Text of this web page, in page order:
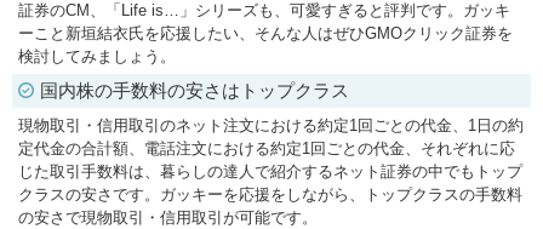
証券のCM、「Life is…」シリーズも、可愛すぎると評判です。ガッキ
ーこと新垣結衣氏を応援したい、そんな人はぜひGMOクリック証券を
検討してみましょう。
国内株の手数料の安さはトップクラス
現物取引・信用取引のネット注文における約定1回ごとの代金、1日の約
定代金の合計額、電話注文における約定1回ごとの代金、それぞれに応
じた取引手数料は、暮らしの達人で紹介するネット証券の中でもトップ
クラスの安さです。ガッキーを応援をしながら、トップクラスの手数料
の安さで現物取引・信用取引が可能です。